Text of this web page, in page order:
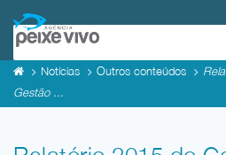
Notícias Outros conteúdos
Gestão ...